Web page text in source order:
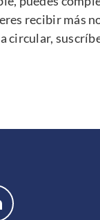
recibir más
circular,